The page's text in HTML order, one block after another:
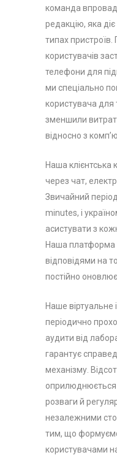
команда
редакцію, яка
типах
користувачів
телефони для
ми спеціально
користувача для
зменшили
відносно з
Наша
через чат,
Звичайний
minutes, і
асистувати з
Наша платформа
відповідями на
постійно
Наше віртуальне
періодично
аудити від
гарантує
механізму.
оприлюднюється
розваги й
незалежними
тим, що формуємо
користувачами